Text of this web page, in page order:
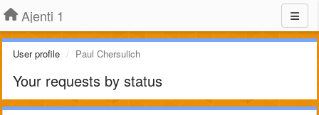
Ajenti 1
User profile Paul Chersulich
Your requests by status